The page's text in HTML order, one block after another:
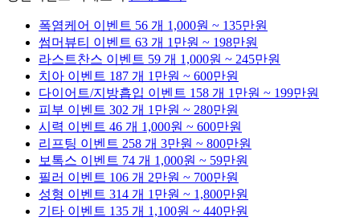
폭염케어 이벤트 56 개 1,000원 ~ 135만원
썸머뷰티 이벤트 63 개 1만원 ~ 198만원
라스트찬스 이벤트 59 개 1,000원 ~ 245만원
치아 이벤트 187 개 1만원 ~ 600만원
다이어트/지방흡입 이벤트 158 개 1만원 ~ 199만원
피부 이벤트 302 개 1만원 ~ 280만원
시력 이벤트 46 개 1,000원 ~ 600만원
리프팅 이벤트 258 개 3만원 ~ 800만원
보톡스 이벤트 74 개 1,000원 ~ 59만원
필러 이벤트 106 개 2만원 ~ 700만원
성형 이벤트 314 개 1만원 ~ 1,800만원
기타 이벤트 135 개 1,100원 ~ 440만원